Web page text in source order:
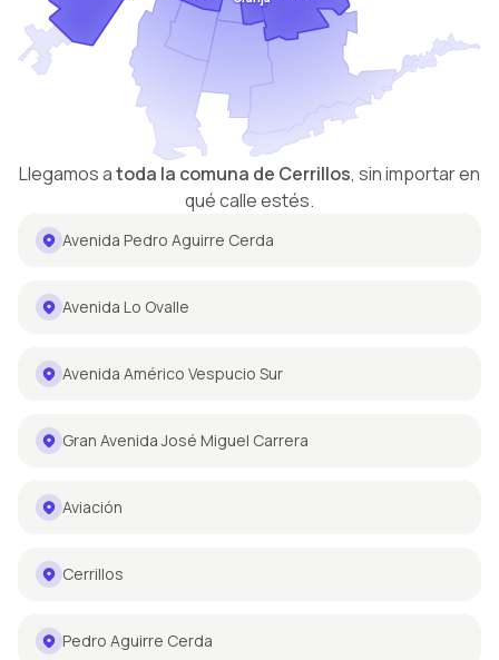
Llegamos atoda la comuna de Cerrillos, sin importar en
qué calle estés.
Avenida Pedro Aguirre Cerda
Avenida Lo Ovalle
Avenida Américo Vespucio Sur
Gran Avenida José Miguel Carrera
Aviación
Cerrillos
Pedro Aguirre Cerda